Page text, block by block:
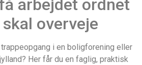
arbejdet ordnet
overveje
i en boligforening eller
Her får du en faglig, praktisk